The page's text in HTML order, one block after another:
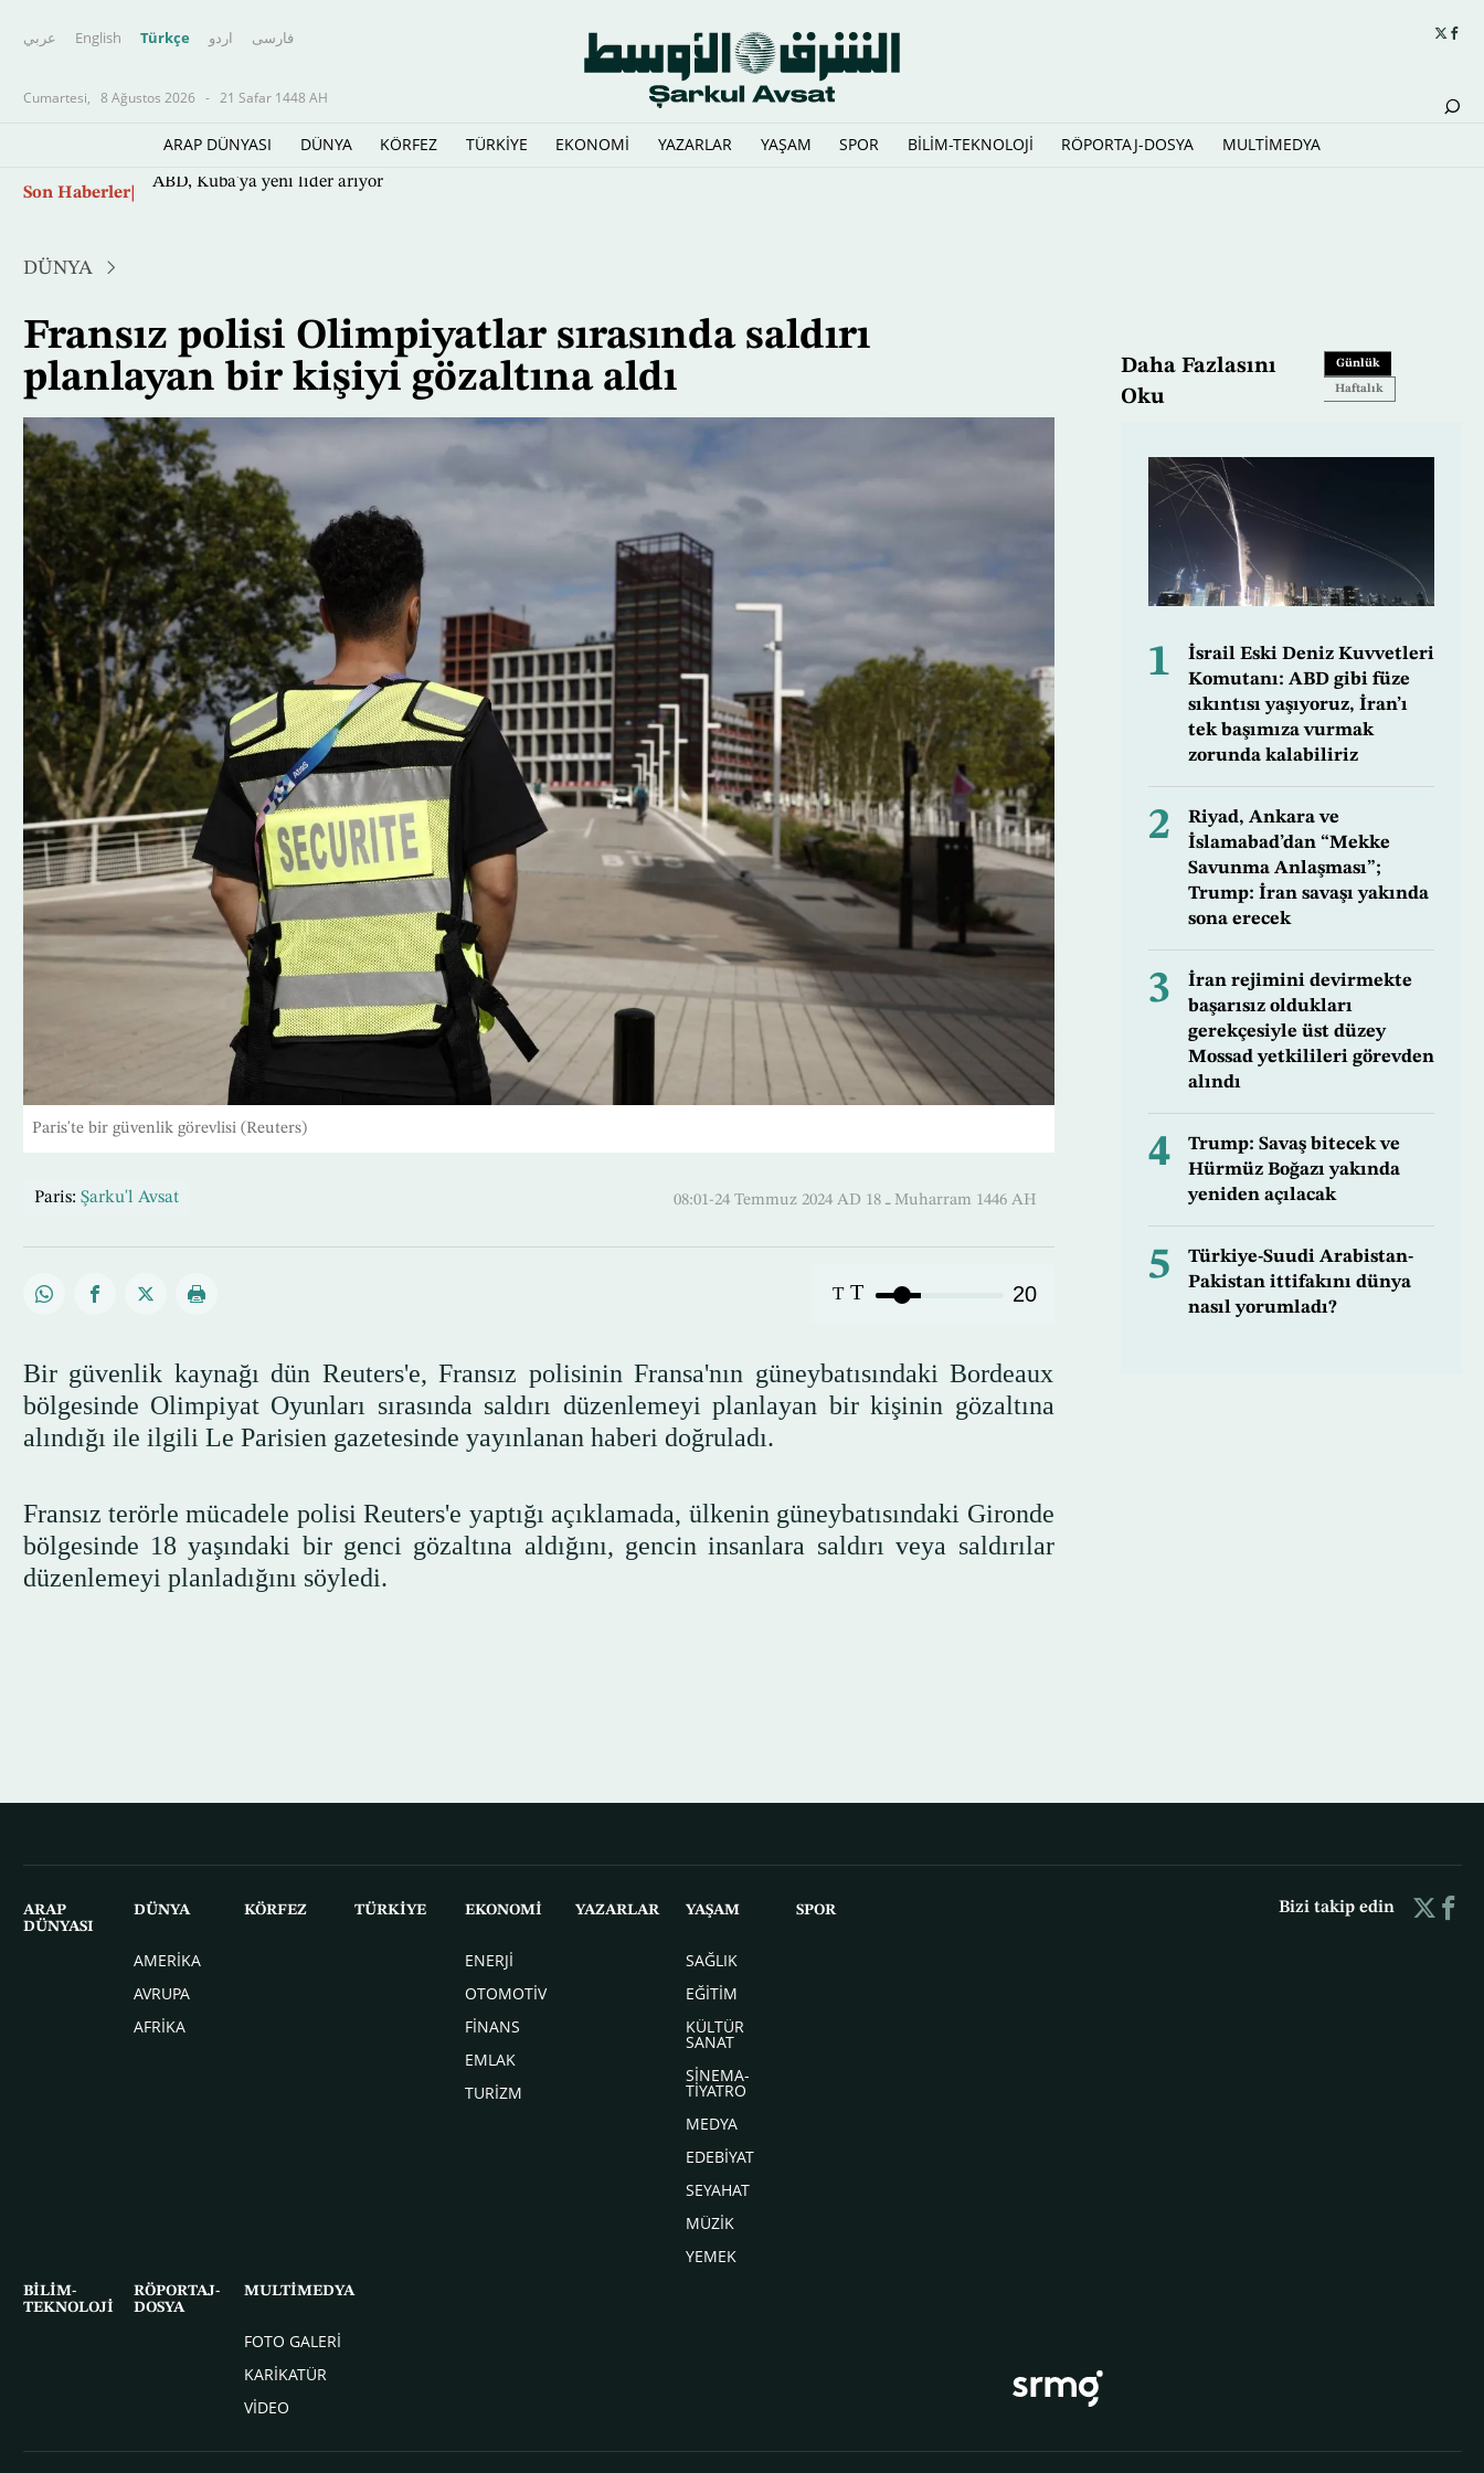
عربي English Türkçe اردو فارسى
Cumartesi, 8 Ağustos 2026 - 21 Safar 1448 AH
ARAP DÜNYASI DÜNYA KÖRFEZ TÜRKİYE EKONOMİ YAZARLAR YAŞAM SPOR BİLİM-TEKNOLOJİ RÖPORTAJ-DOSYA MULTİMEDYA
Ana
Son Haberler ABD, Küba'ya yeni lider arıyor
DÜNYA
Fransız polisi Olimpiyatlar sırasında saldırı
planlayan bir kişiyi gözaltına aldı
Paris'te bir güvenlik görevlisi (Reuters)
Paris: Şarku'l Avsat 08:01-24 Temmuz 2024 AD ـ 18 Muharram 1446 AH
T T 20
Bir güvenlik kaynağı dün Reuters'e, Fransız polisinin Fransa'nın güneybatısındaki Bordeaux
bölgesinde Olimpiyat Oyunları sırasında saldırı düzenlemeyi planlayan bir kişinin gözaltına
alındığı ile ilgili Le Parisien gazetesinde yayınlanan haberi doğruladı.
Fransız terörle mücadele polisi Reuters'e yaptığı açıklamada, ülkenin güneybatısındaki Gironde
bölgesinde 18 yaşındaki bir genci gözaltına aldığını, gencin insanlara saldırı veya saldırılar
düzenlemeyi planladığını söyledi.
Daha Fazlasını
Oku
Günlük
Haftalık
1
İsrail Eski Deniz Kuvvetleri
Komutanı: ABD gibi füze
sıkıntısı yaşıyoruz, İran’ı
tek başımıza vurmak
zorunda kalabiliriz
2
Riyad, Ankara ve
İslamabad’dan “Mekke
Savunma Anlaşması”;
Trump: İran savaşı yakında
sona erecek
3
İran rejimini devirmekte
başarısız oldukları
gerekçesiyle üst düzey
Mossad yetkilileri görevden
alındı
4
Trump: Savaş bitecek ve
Hürmüz Boğazı yakında
yeniden açılacak
5
Türkiye-Suudi Arabistan-
Pakistan ittifakını dünya
nasıl yorumladı?
ARAP
DÜNYASI
DÜNYA
AMERİKA
AVRUPA
AFRİKA
KÖRFEZ TÜRKİYE EKONOMİ
ENERJİ
OTOMOTİV
FİNANS
EMLAK
TURİZM
YAZARLAR YAŞAM
SAĞLIK
EĞİTİM
KÜLTÜR
SANAT
SİNEMA-
TİYATRO
MEDYA
EDEBİYAT
SEYAHAT
MÜZİK
YEMEK
SPOR
BİLİM-
TEKNOLOJİ
RÖPORTAJ-
DOSYA
MULTİMEDYA
FOTO GALERİ
KARİKATÜR
VİDEO
Bizi takip edin